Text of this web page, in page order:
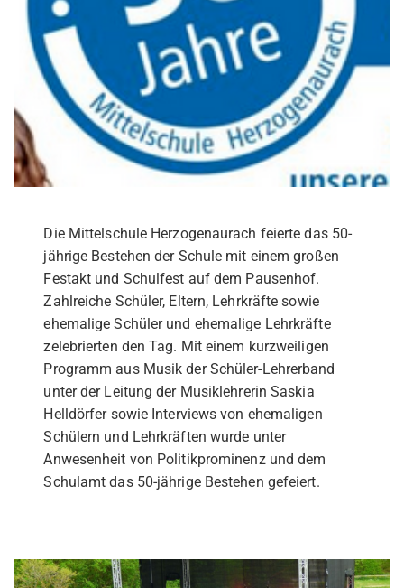
Die Mittelschule Herzogenaurach feierte das 50-
jährige Bestehen der Schule mit einem großen
Festakt und Schulfest auf dem Pausenhof.
Zahlreiche Schüler, Eltern, Lehrkräfte sowie
ehemalige Schüler und ehemalige Lehrkräfte
zelebrierten den Tag. Mit einem kurzweiligen
Programm aus Musik der Schüler-Lehrerband
unter der Leitung der Musiklehrerin Saskia
Helldörfer sowie Interviews von ehemaligen
Schülern und Lehrkräften wurde unter
Anwesenheit von Politikprominenz und dem
Schulamt das 50-jährige Bestehen gefeiert.